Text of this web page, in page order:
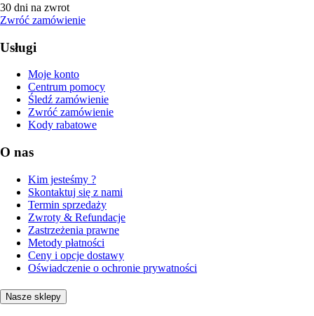
30 dni na zwrot
Zwróć zamówienie
Usługi
Moje konto
Centrum pomocy
Śledź zamówienie
Zwróć zamówienie
Kody rabatowe
O nas
Kim jesteśmy ?
Skontaktuj się z nami
Termin sprzedaży
Zwroty & Refundacje
Zastrzeżenia prawne
Metody płatności
Ceny i opcje dostawy
Oświadczenie o ochronie prywatności
Nasze sklepy